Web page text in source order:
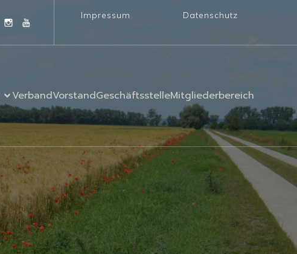
Impressum Datenschutz
VerbandVorstandGeschäftsstelleMitgliederbereich